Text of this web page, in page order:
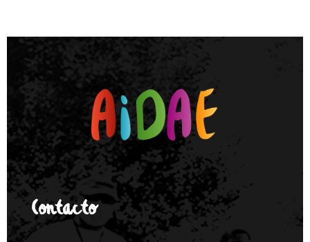
Contacto